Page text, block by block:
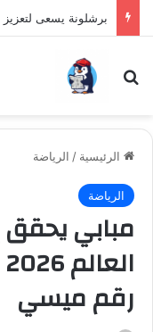
بحث عن
الرئيسية / الرياضة
الرياضة
مبابي يحقق
رقم ميسي